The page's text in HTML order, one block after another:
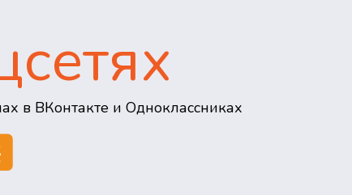
в ВКонтакте и Одноклассниках